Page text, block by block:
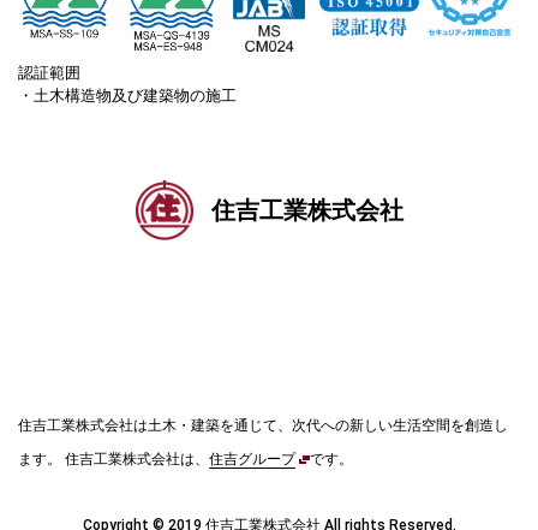
認証範囲
・土木構造物及び建築物の施工
住吉工業株式会社
住吉工業株式会社は土木・建築を通じて、次代への新しい生活空間を創造し
ます。
住吉工業株式会社は、 住吉グループです。
Copyright © 2019 住吉工業株式会社 All rights Reserved.